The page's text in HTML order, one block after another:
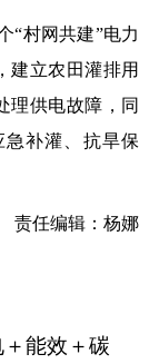
村网共建”电力
建立农田灌排用
理供电故障，同
补灌、抗旱保
责任编辑：杨娜
能效＋碳